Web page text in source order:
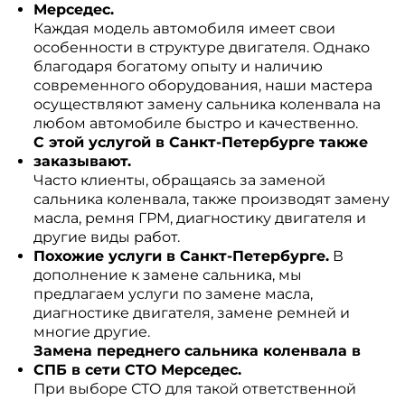
Мерседес.
Каждая модель автомобиля имеет свои
особенности в структуре двигателя. Однако
благодаря богатому опыту и наличию
современного оборудования, наши мастера
осуществляют замену сальника коленвала на
любом автомобиле быстро и качественно.
С этой услугой в Санкт-Петербурге также
заказывают.
Часто клиенты, обращаясь за заменой
сальника коленвала, также производят замену
масла, ремня ГРМ, диагностику двигателя и
другие виды работ.
Похожие услуги в Санкт-Петербурге.В
дополнение к замене сальника, мы
предлагаем услуги по замене масла,
диагностике двигателя, замене ремней и
многие другие.
Замена переднего сальника коленвала в
СПБ в сети СТО Мерседес.
При выборе СТО для такой ответственной